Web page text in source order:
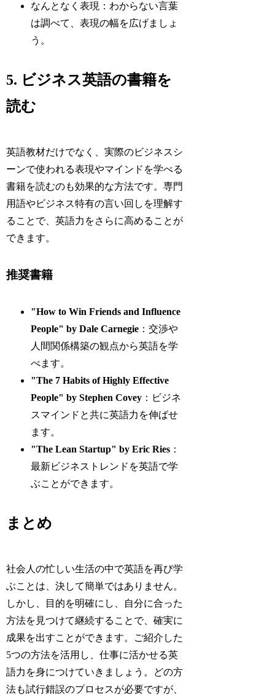
なんとなく表現：わからない言葉
は調べて、表現の幅を広げましょ
う。
5. ビジネス英語の書籍を
読む
英語教材だけでなく、実際のビジネスシ
ーンで使われる表現やマインドを学べる
書籍を読むのも効果的な方法です。専門
用語やビジネス特有の言い回しを理解す
ることで、英語力をさらに高めることが
できます。
推奨書籍
"How to Win Friends and Influence
People" by Dale Carnegie ：交渉や
人間関係構築の観点から英語を学
べます。
"The 7 Habits of Highly Effective
People" by Stephen Covey ：ビジネ
スマインドと共に英語力を伸ばせ
ます。
"The Lean Startup" by Eric Ries ：
最新ビジネストレンドを英語で学
ぶことができます。
まとめ
社会人の忙しい生活の中で英語を再び学
ぶことは、決して簡単ではありません。
しかし、目的を明確にし、自分に合った
方法を見つけて継続することで、確実に
成果を出すことができます。ご紹介した
5つの方法を活用し、仕事に活かせる英
語力を身につけていきましょう。どの方
法も試行錯誤のプロセスが必要ですが、